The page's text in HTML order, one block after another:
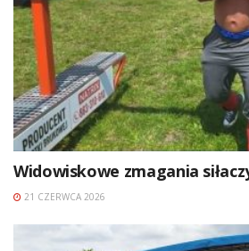
Widowiskowe zmagania
21 CZERWCA 2026